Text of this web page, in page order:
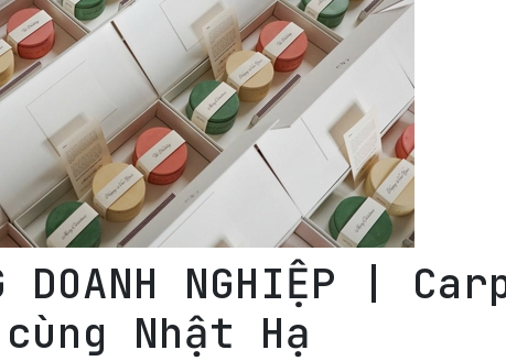
DOANH NGHIỆP |
Nhật Hạ